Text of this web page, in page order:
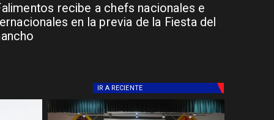
recibe a chefs nacionales e
en la previa de la Fiesta del
IR A RECIENTE